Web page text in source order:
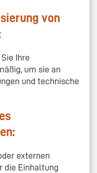
von
Ihre
um sie an
und technische
externen
die Einhaltung